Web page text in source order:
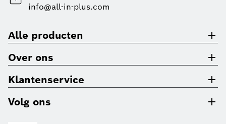
info@all-in-plus.com
Alle producten
Over ons
Klantenservice
Volg ons